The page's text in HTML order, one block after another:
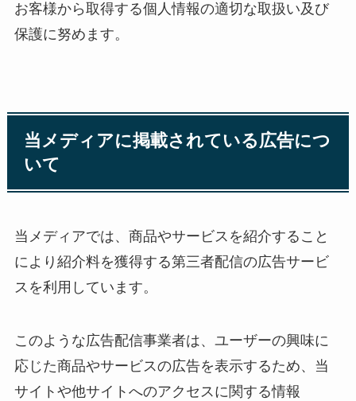
お客様から取得する個人情報の適切な取扱い及び
保護に努めます。
当メディアに掲載されている広告につ
いて
当メディアでは、商品やサービスを紹介すること
により紹介料を獲得する第三者配信の広告サービ
スを利用しています。
このような広告配信事業者は、ユーザーの興味に
応じた商品やサービスの広告を表示するため、当
サイトや他サイトへのアクセスに関する情報